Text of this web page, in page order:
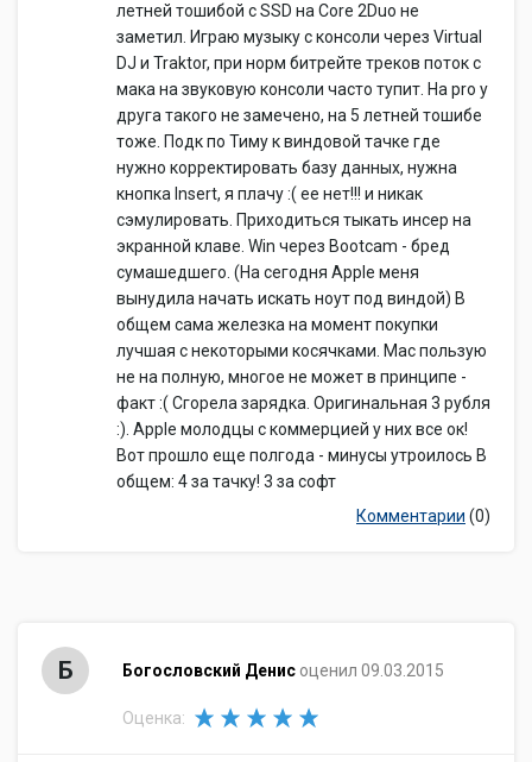
летней тошибой с SSD на Core 2Duo не
заметил. Играю музыку с консоли через Virtual
DJ и Traktor, при норм битрейте треков поток с
мака на звуковую консоли часто тупит. На pro у
друга такого не замечено, на 5 летней тошибе
тоже. Подк по Тиму к виндовой тачке где
нужно корректировать базу данных, нужна
кнопка Insert, я плачу :( ее нет!!! и никак
сэмулировать. Приходиться тыкать инсер на
экранной клаве. Win через Bootcam - бред
сумашедшего. (На сегодня Apple меня
вынудила начать искать ноут под виндой) В
общем сама железка на момент покупки
лучшая с некоторыми косячками. Mac пользую
не на полную, многое не может в принципе -
факт :( Сгорела зарядка. Оригинальная 3 рубля
:). Apple молодцы с коммерцией у них все ок!
Вот прошло еще полгода - минусы утроилось В
общем: 4 за тачку! 3 за софт
Комментарии (0)
Б Богословский Денис оценил 09.03.2015
Оценка: